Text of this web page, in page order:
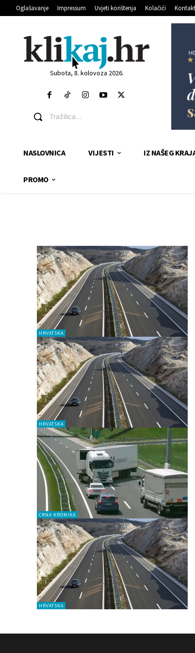
Oglašavanje Impressum Uvjeti korištenja Kolačići Kontakt
Subota, 8. kolovoza 2026.
Tražilica...
NASLOVNICA VIJESTI IZ NAŠEG
PROMO
HRVATSKA
HRVATSKA
CRNA KRONIKA
HRVATSKA